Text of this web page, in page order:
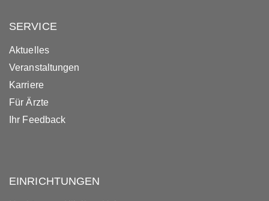
SERVICE
Aktuelles
Veranstaltungen
Karriere
Für Ärzte
Ihr Feedback
EINRICHTUNGEN